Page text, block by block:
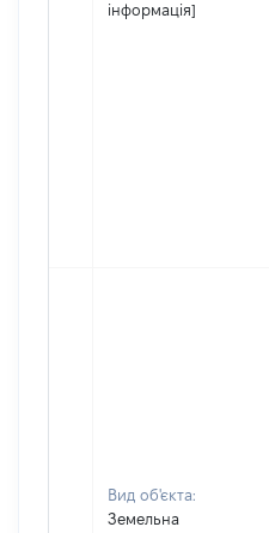
інформація]
Вид об'єкта:
Земельна